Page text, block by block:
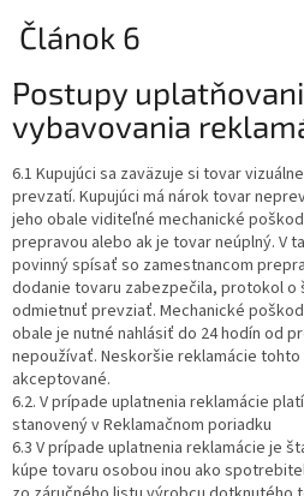
Článok 6
Postupy
vybavovania
6.1 Kupujúci sa zaväzuje si tovar
prevzatí. Kupujúci má nárok tovar
jeho obale viditeľné mechanické
prepravou alebo ak je tovar neúplný. V
povinný spísať so zamestnancom
dodanie tovaru zabezpečila, protokol o
odmietnuť prevziať. Mechanické
obale je nutné nahlásiť do 24 hodín od
nepoužívať. Neskoršie reklamácie
akceptované.
6.2. V prípade uplatnenia reklamácie
stanovený v Reklamačnom poriadku
6.3 V prípade uplatnenia reklamácie je
kúpe tovaru osobou inou ako